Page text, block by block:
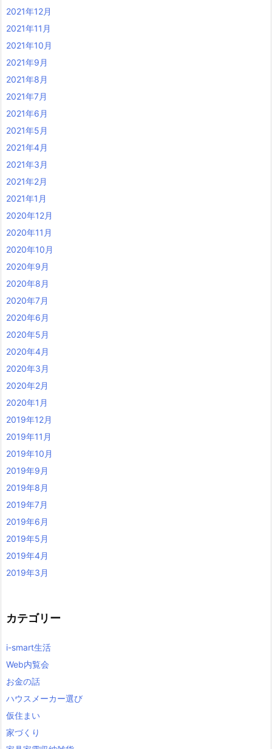
2021年12月
2021年11月
2021年10月
2021年9月
2021年8月
2021年7月
2021年6月
2021年5月
2021年4月
2021年3月
2021年2月
2021年1月
2020年12月
2020年11月
2020年10月
2020年9月
2020年8月
2020年7月
2020年6月
2020年5月
2020年4月
2020年3月
2020年2月
2020年1月
2019年12月
2019年11月
2019年10月
2019年9月
2019年8月
2019年7月
2019年6月
2019年5月
2019年4月
2019年3月
カテゴリー
i-smart生活
Web内覧会
お金の話
ハウスメーカー選び
仮住まい
家づくり